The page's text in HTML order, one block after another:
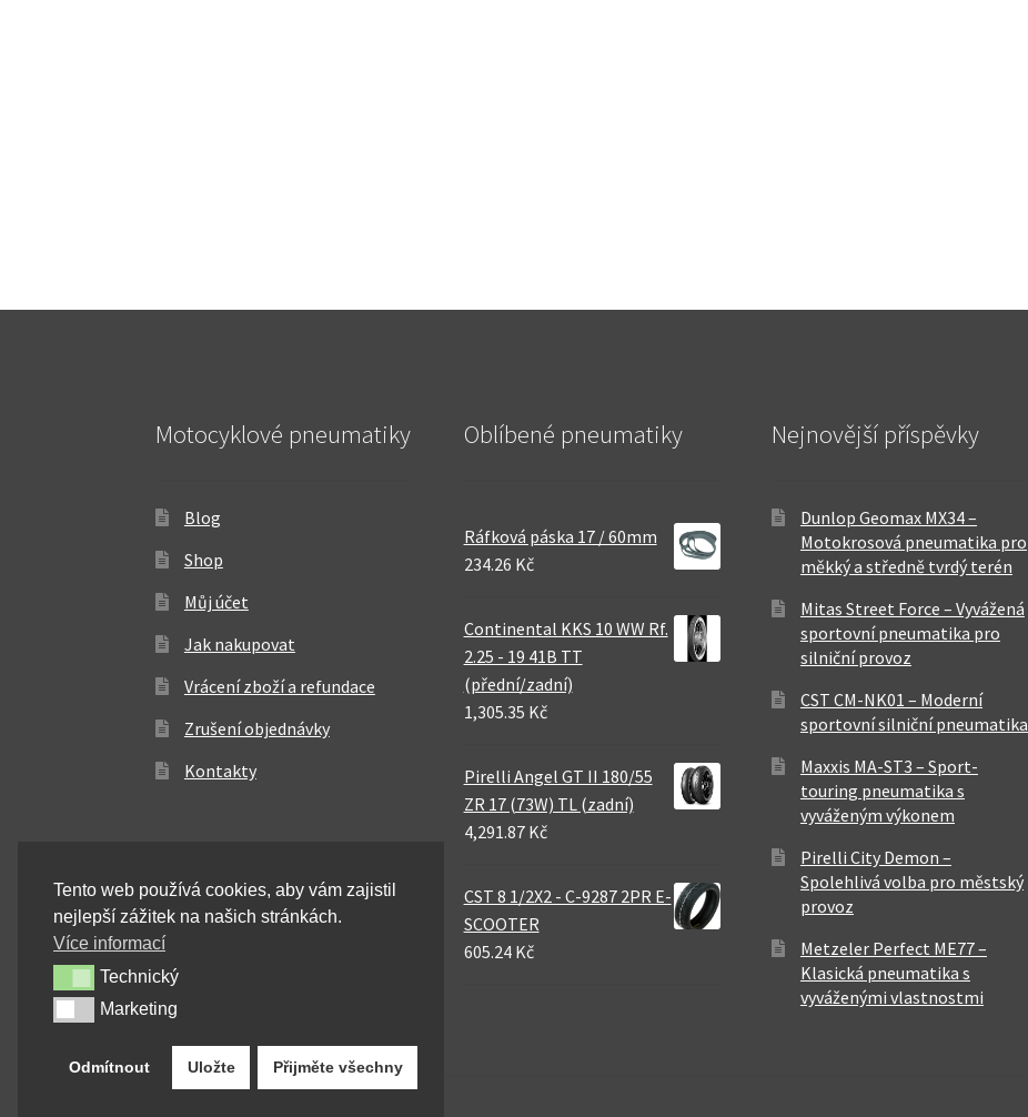
Motocyklové pneumatiky
Blog
Shop
Můj účet
Jak nakupovat
Vrácení zboží a refundace
Zrušení objednávky
Kontakty
Oblíbené pneumatiky
Ráfková páska 17 / 60mm
234.26 Kč
Continental KKS 10 WW Rf.
2.25 - 19 41B TT
(přední/zadní)
1,305.35 Kč
Pirelli Angel GT II 180/55
ZR 17 (73W) TL (zadní)
4,291.87 Kč
CST 8 1/2X2 - C-9287 2PR E-
SCOOTER
605.24 Kč
Nejnovější příspěvky
Dunlop Geomax MX34 –
Motokrosová pneumatika pro
měkký a středně tvrdý terén
Mitas Street Force – Vyvážená
sportovní pneumatika pro
silniční provoz
CST CM-NK01 – Moderní
sportovní silniční pneumatika
Maxxis MA-ST3 – Sport-
touring pneumatika s
vyváženým výkonem
Pirelli City Demon –
Spolehlivá volba pro městský
provoz
Metzeler Perfect ME77 –
Klasická pneumatika s
vyváženými vlastnostmi
Tento web používá cookies, aby vám zajistil
nejlepší zážitek na našich stránkách.
Více informací
TechnickýTechnický
MarketingMarketing
Odmítnout Uložte Přijměte všechny